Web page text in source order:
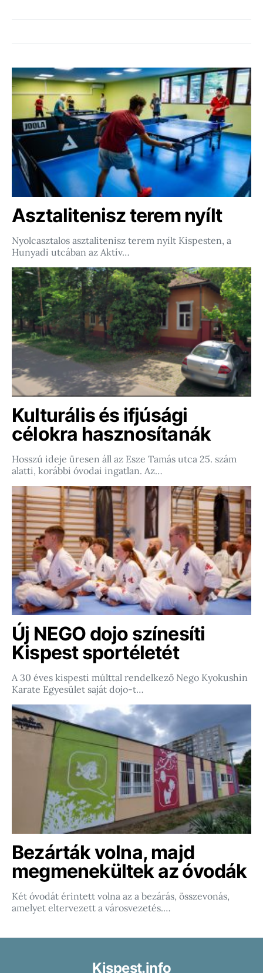
Asztalitenisz terem nyílt
Nyolcasztalos asztalitenisz terem nyílt Kispesten, a
Hunyadi utcában az Aktív…
Kulturális és ifjúsági
célokra hasznosítanák
Hosszú ideje üresen áll az Esze Tamás utca 25. szám
alatti, korábbi óvodai ingatlan. Az…
Új NEGO dojo színesíti
Kispest sportéletét
A 30 éves kispesti múlttal rendelkező Nego Kyokushin
Karate Egyesület saját dojo-t…
Bezárták volna, majd
megmenekültek az óvodák
Két óvodát érintett volna az a bezárás, összevonás,
amelyet eltervezett a városvezetés.…
Kispest.info